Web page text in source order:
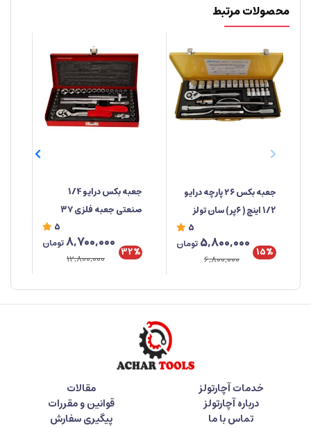
محصولات مرتبط
جعبه بکس ۲۶ پارچه درایو
1/2 اینچ ( ۶پر) سان تولز
5
15%
5,800,000تومان
6,800,000
جعبه‌ بکس درایو 1/4
صنعتی جعبه فلزی ۳۷
5
32%
8,700,000تومان
12,800,000
خدمات آچارتولز
مقالات
درباره آچارتولز
قوانین و مقررات
تماس با ما
پیگیری سفارش